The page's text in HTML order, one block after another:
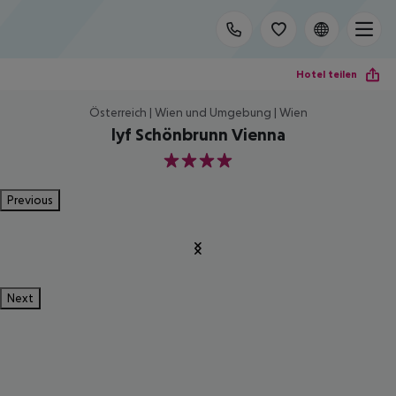
Hotel teilen
Österreich | Wien und Umgebung | Wien
lyf Schönbrunn Vienna
4
Previous
Next